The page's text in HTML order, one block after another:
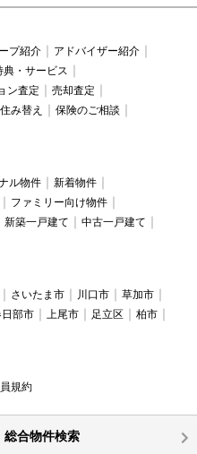
プ紹介
アドバイザー紹介
典・サービス
ン査定
売却査定
住み替え
保険のご相談
ル物件
新着物件
ファミリー向け物件
新築一戸建て
中古一戸建て
さいたま市 川口市
草加市
部市 上尾市 足立区
柏市
規約
総合物件検索